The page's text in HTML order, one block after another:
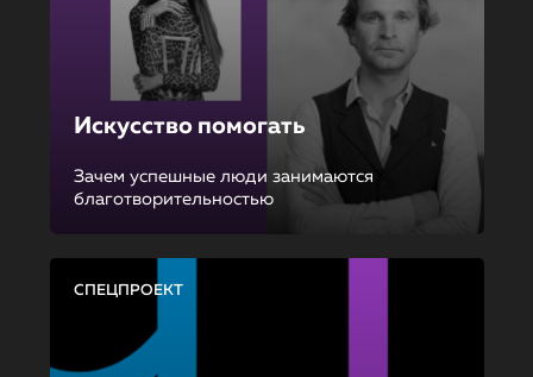
Искусство помогать
Зачем успешные люди занимаются
благотворительностью
СПЕЦПРОЕКТ